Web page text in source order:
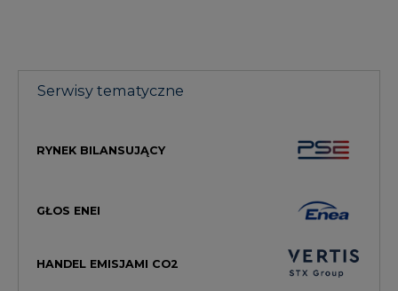
Serwisy tematyczne
RYNEK BILANSUJĄCY
GŁOS ENEI
HANDEL EMISJAMI CO2